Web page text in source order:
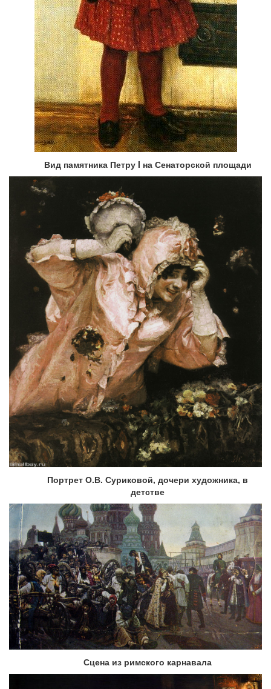
Вид памятника Петру I на Сенаторской площади
Портрет О.В. Суриковой, дочери художника, в
детстве
Сцена из римского карнавала